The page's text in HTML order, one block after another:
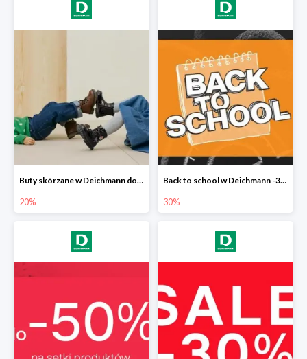
Buty skórzane w Deichmann do -20%
20%
Back to school w Deichmann -30%
30%